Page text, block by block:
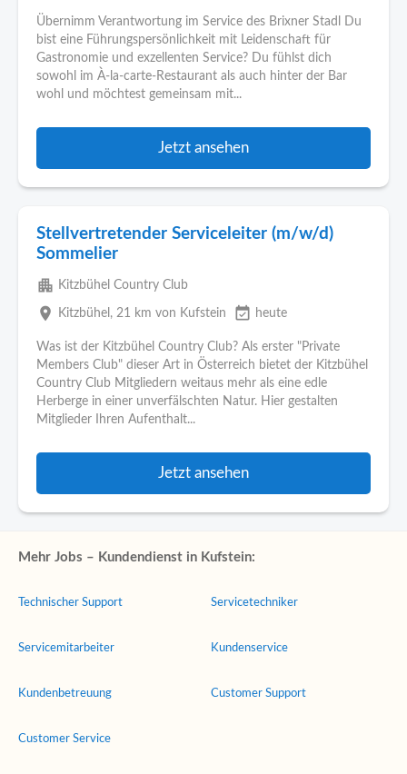
Übernimm Verantwortung im Service des Brixner Stadl Du
bist eine Führungspersönlichkeit mit Leidenschaft für
Gastronomie und exzellenten Service? Du fühlst dich
sowohl im À-la-carte-Restaurant als auch hinter der Bar
wohl und möchtest gemeinsam mit...
Jetzt ansehen
Stellvertretender Serviceleiter (m/w/d)
Sommelier
apartment Kitzbühel Country Club
place Kitzbühel , 21 km von Kufstein event_available heute
Was ist der Kitzbühel Country Club? Als erster "Private
Members Club" dieser Art in Österreich bietet der Kitzbühel
Country Club Mitgliedern weitaus mehr als eine edle
Herberge in einer unverfälschten Natur. Hier gestalten
Mitglieder Ihren Aufenthalt...
Jetzt ansehen
Mehr Jobs – Kundendienst in Kufstein:
Technischer Support
Servicemitarbeiter
Kundenbetreuung
Customer Service
Servicetechniker
Kundenservice
Customer Support